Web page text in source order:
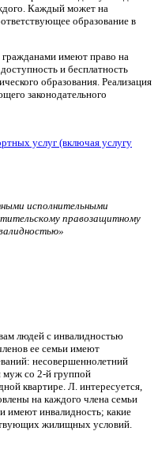
Каждый может на
образование в
имеют право на
и бесплатность
образования. Реализация
законодательного
услуг (включая услугу
исполнительными
правозащитному
людей с инвалидностью
ее семьи имеют
несовершеннолетний
муж со 2-й группой
квартире. Л. интересуется,
на каждого члена семьи
имеют инвалидность; какие
жилищных условий.